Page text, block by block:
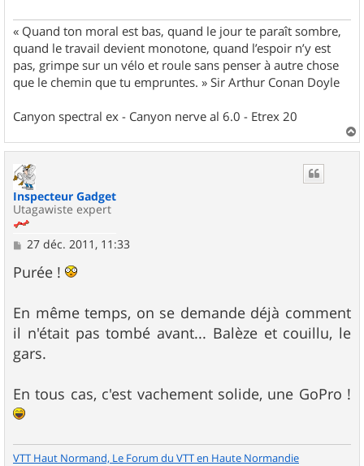
« Quand ton moral est bas, quand le jour te paraît sombre,
quand le travail devient monotone, quand l’espoir n’y est
pas, grimpe sur un vélo et roule sans penser à autre chose
que le chemin que tu empruntes. » Sir Arthur Conan Doyle
Canyon spectral ex - Canyon nerve al 6.0 - Etrex 20
a
Inspecteur Gadget
Utagawiste expert
M
s
s
g
e
27 déc. 2011, 11:33
Purée !
En même temps, on se demande déjà comment
il n'était pas tombé avant... Balèze et couillu, le
gars.
En tous cas, c'est vachement solide, une GoPro !
VTT Haut Normand, Le Forum du VTT en Haute Normandie